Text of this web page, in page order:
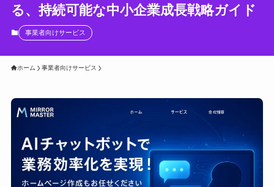
る、持続可能な中小企業成長戦略ガイド
事業者向けサービス
ホーム 事業者向けサービス